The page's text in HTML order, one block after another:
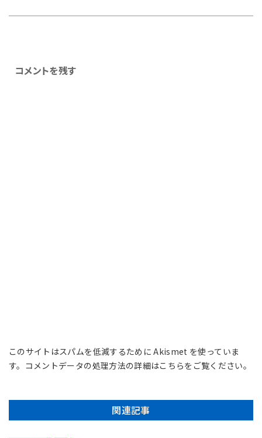
コメントを残す
このサイトはスパムを低減するために Akismet を使っていま
す。 コメントデータの処理方法の詳細はこちらをご覧ください。
関連記事